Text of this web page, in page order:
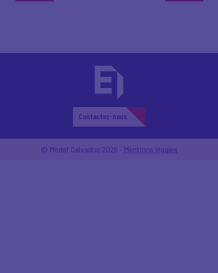
Contactez-nous
© Medef Calvados 2026 - Mentions légales